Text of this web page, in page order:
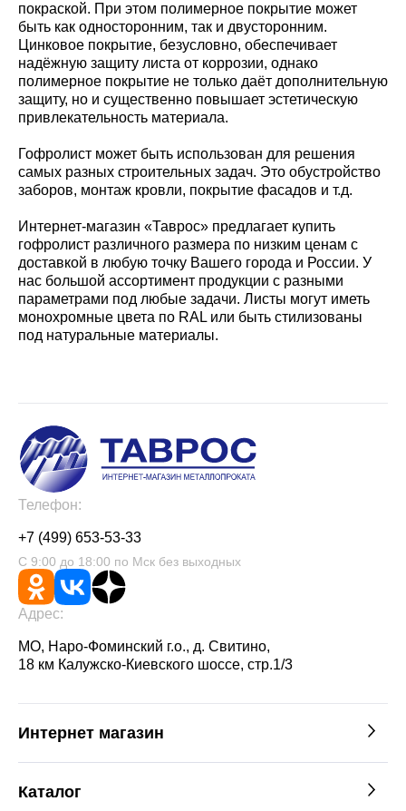
покраской. При этом полимерное покрытие может
быть как односторонним, так и двусторонним.
Цинковое покрытие, безусловно, обеспечивает
надёжную защиту листа от коррозии, однако
полимерное покрытие не только даёт дополнительную
защиту, но и существенно повышает эстетическую
привлекательность материала.
Гофролист может быть использован для решения
самых разных строительных задач. Это обустройство
заборов, монтаж кровли, покрытие фасадов и т.д.
Интернет-магазин «Таврос» предлагает купить
гофролист различного размера по низким ценам с
доставкой в любую точку Вашего города и России. У
нас большой ассортимент продукции с разными
параметрами под любые задачи. Листы могут иметь
монохромные цвета по RAL или быть стилизованы
под натуральные материалы.
Телефон:
+7 (499) 653-53-33
С 9:00 до 18:00 по Мск без выходных
Адрес:
МО, Наро-Фоминский г.о., д. Свитино,
18 км Калужско-Киевского шоссе, стр.1/3
Интернет магазин
Каталог